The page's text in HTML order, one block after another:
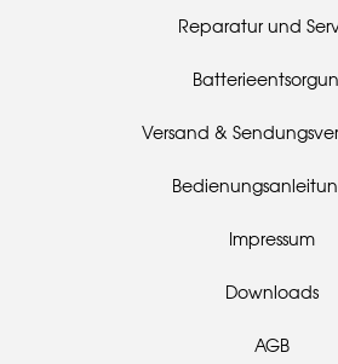
Reparatur und
Versand &
Impressum
Downloads
AGB